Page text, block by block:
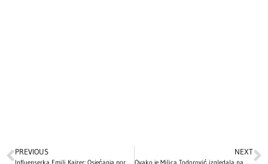
PREVIOUS
Influenserka Emili Kajzer: Osjećanja porodice nakon tragične smrti sina
NEXT
Ovako je Milica Todorović izgledala na početku karijere! Imala je samo 14 godina kada je zapevala na audiciji i oduševila sve! (VIDEO)